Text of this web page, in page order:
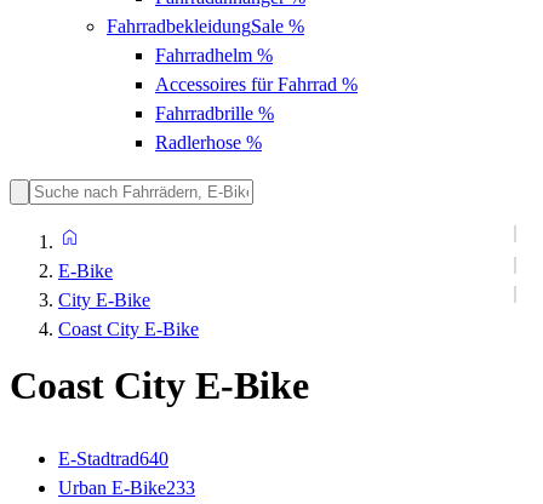
FahrradbekleidungSale %
Fahrradhelm %
Accessoires für Fahrrad %
Fahrradbrille %
Radlerhose %
E-Bike
City E-Bike
Coast City E-Bike
Coast City E-Bike
E-Stadtrad640
Urban E-Bike233